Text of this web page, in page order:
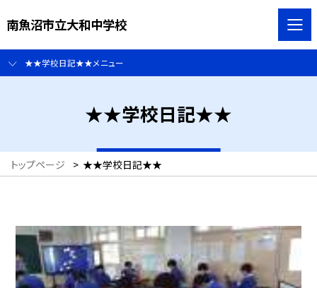
南魚沼市立大和中学校
★★学校日記★★メニュー
★★学校日記★★
トップページ > ★★学校日記★★